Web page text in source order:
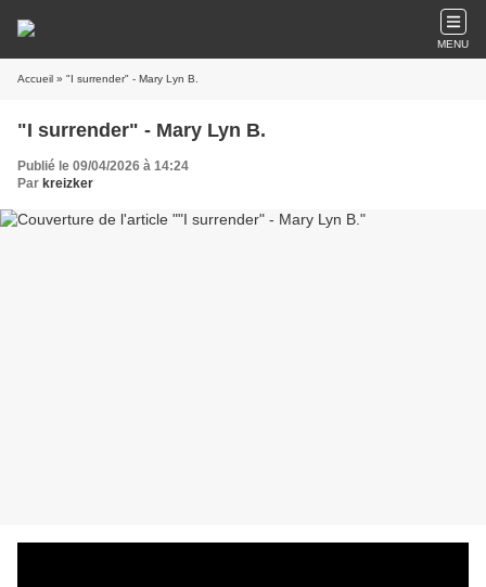
MENU
Accueil » "I surrender" - Mary Lyn B.
"I surrender" - Mary Lyn B.
Publié le 09/04/2026 à 14:24
Par kreizker